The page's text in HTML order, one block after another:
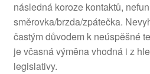
následná koroze kontaktů,
směrovka/brzda/zpátečka.
častým důvodem k neúspěšné
je včasná výměna vhodná i z
legislativy.